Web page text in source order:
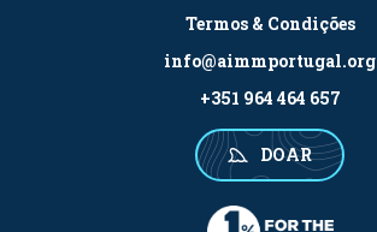
Termos & Condições
info@aimmportugal.org
+351 964 464 657
DOAR